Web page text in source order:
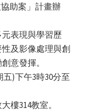
助案」計畫辦
表現與學習歷
及影像處理與創
意發揮。
五)下午3時30分至
樓314教室。